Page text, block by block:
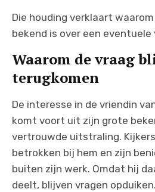
Die houding verklaart
bekend is over een eventuele
Waarom de vraag
terugkomen
De interesse in de vriendin
komt voort uit zijn grote
vertrouwde uitstraling.
betrokken bij hem en zijn
buiten zijn werk. Omdat hij
deelt, blijven vragen opduiken.